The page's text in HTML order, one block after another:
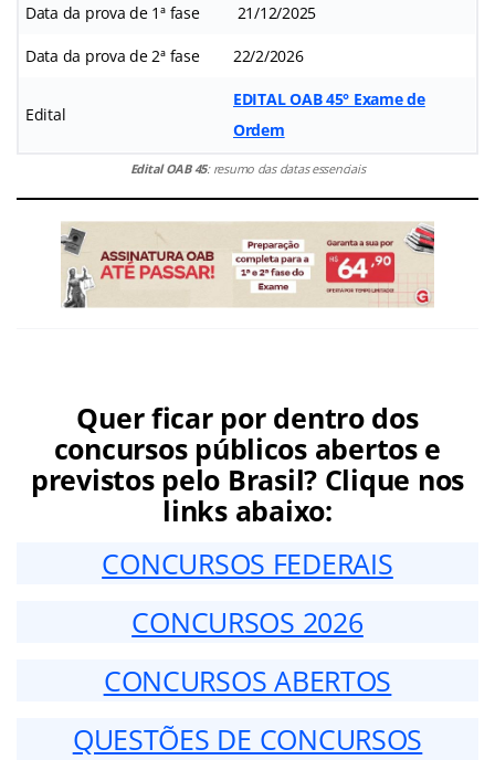
Data da prova de 1ª fase 21/12/2025
Data da prova de 2ª fase 22/2/2026
Edital
EDITAL OAB 45° Exame de
Ordem
Edital OAB 45: resumo das datas essenciais
Quer ficar por dentro dos
concursos públicos abertos e
previstos pelo Brasil? Clique nos
links abaixo:
CONCURSOS FEDERAIS
CONCURSOS 2026
CONCURSOS ABERTOS
QUESTÕES DE CONCURSOS